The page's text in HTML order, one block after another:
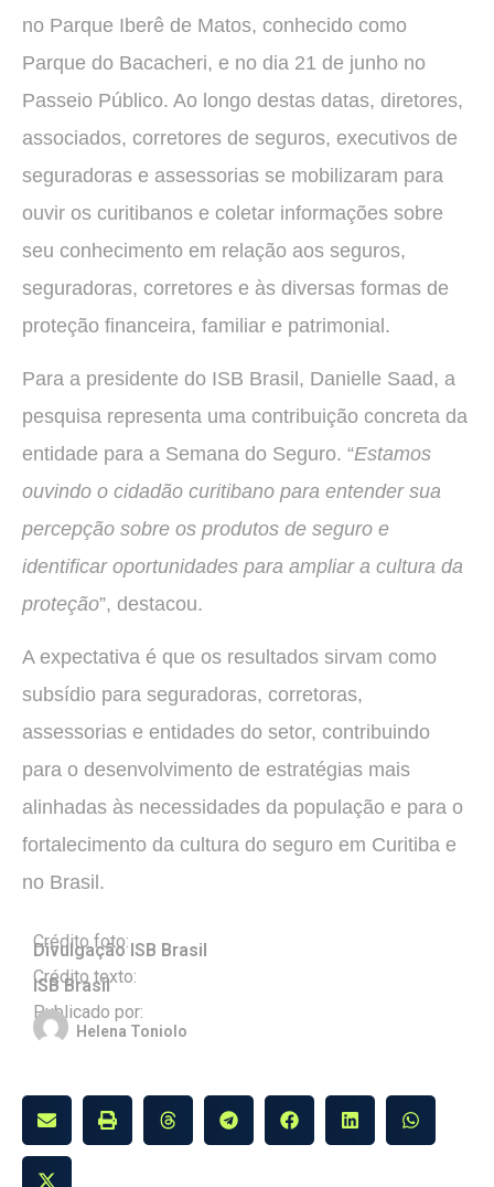
no Parque Iberê de Matos, conhecido como
Parque do Bacacheri, e no dia 21 de junho no
Passeio Público. Ao longo destas datas, diretores,
associados, corretores de seguros, executivos de
seguradoras e assessorias se mobilizaram para
ouvir os curitibanos e coletar informações sobre
seu conhecimento em relação aos seguros,
seguradoras, corretores e às diversas formas de
proteção financeira, familiar e patrimonial.
Para a presidente do ISB Brasil, Danielle Saad, a
pesquisa representa uma contribuição concreta da
entidade para a Semana do Seguro. “Estamos
ouvindo o cidadão curitibano para entender sua
percepção sobre os produtos de seguro e
identificar oportunidades para ampliar a cultura da
proteção”, destacou.
A expectativa é que os resultados sirvam como
subsídio para seguradoras, corretoras,
assessorias e entidades do setor, contribuindo
para o desenvolvimento de estratégias mais
alinhadas às necessidades da população e para o
fortalecimento da cultura do seguro em Curitiba e
no Brasil.
Crédito foto:
Divulgação ISB Brasil
Crédito texto:
ISB Brasil
Publicado por:
Helena Toniolo